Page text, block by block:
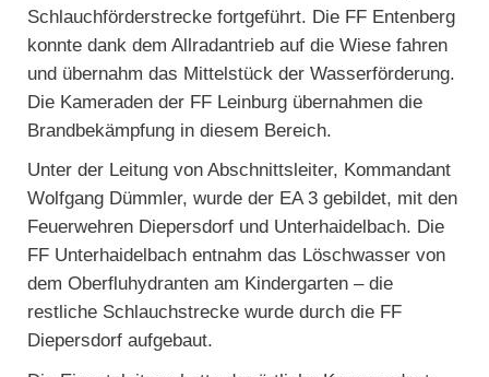
Schlauchförderstrecke fortgeführt. Die FF Entenberg
konnte dank dem Allradantrieb auf die Wiese fahren
und übernahm das Mittelstück der Wasserförderung.
Die Kameraden der FF Leinburg übernahmen die
Brandbekämpfung in diesem Bereich.
Unter der Leitung von Abschnittsleiter, Kommandant
Wolfgang Dümmler, wurde der EA 3 gebildet, mit den
Feuerwehren Diepersdorf und Unterhaidelbach. Die
FF Unterhaidelbach entnahm das Löschwasser von
dem Oberfluhydranten am Kindergarten – die
restliche Schlauchstrecke wurde durch die FF
Diepersdorf aufgebaut.